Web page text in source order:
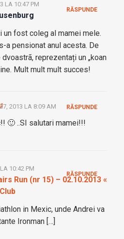
LA 10:47 PM
un fost coleg al mamei mele.
a pensionat anul acesta. De
reprezentați un „koan
Mult mult mult succes!
RĂSPUNDE
2013 LA 8:09 AM
🙂 ..SI salutari mamei!!!
RĂSPUNDE
Run (nr 15) – 02.10.2013 «
10:42 PM
in Mexic, unde Andrei va
Ironman […]
RĂSPUNDE